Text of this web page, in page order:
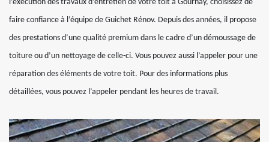
l’exécution des travaux d’entretien de votre toit à Gournay, choisissez de
faire confiance à l’équipe de Guichet Rénov. Depuis des années, il propose
des prestations d’une qualité premium dans le cadre d’un démoussage de
toiture ou d’un nettoyage de celle-ci. Vous pouvez aussi l’appeler pour une
réparation des éléments de votre toit. Pour des informations plus
détaillées, vous pouvez l’appeler pendant les heures de travail.